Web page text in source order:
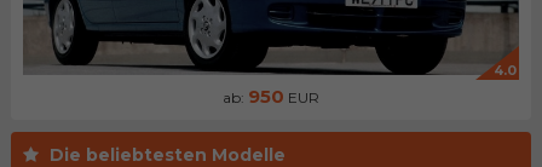
4.0
ab: 950 EUR
Die beliebtesten Modelle